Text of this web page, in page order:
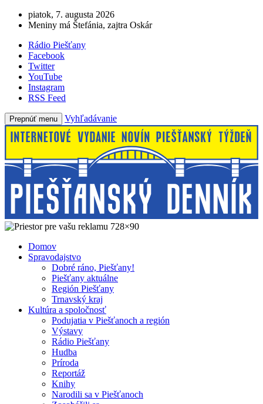
piatok, 7. augusta 2026
Meniny má Štefánia, zajtra Oskár
Rádio Piešťany
Facebook
Twitter
YouTube
Instagram
RSS Feed
Prepnúť menu Vyhľadávanie
Domov
Spravodajstvo
Dobré ráno, Piešťany!
Piešťany aktuálne
Región Piešťany
Trnavský kraj
Kultúra a spoločnosť
Podujatia v Piešťanoch a región
Výstavy
Rádio Piešťany
Hudba
Príroda
Reportáž
Knihy
Narodili sa v Piešťanoch